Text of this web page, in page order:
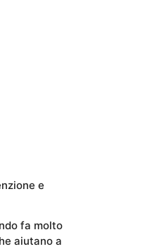
e
fa molto
aiutano a